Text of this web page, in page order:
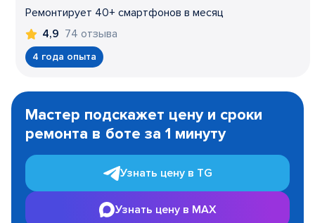
Ремонтирует 40+ смартфонов в месяц
4,9 74 отзыва
4 года опыта
1
Мастер подскажет цену и сроки
ремонта в боте за 1 минуту
Узнать цену в TG
Узнать цену в MAX